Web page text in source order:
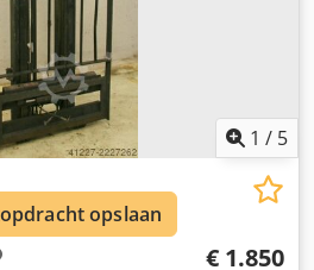
1 / 5
€ 1.850
opslaan